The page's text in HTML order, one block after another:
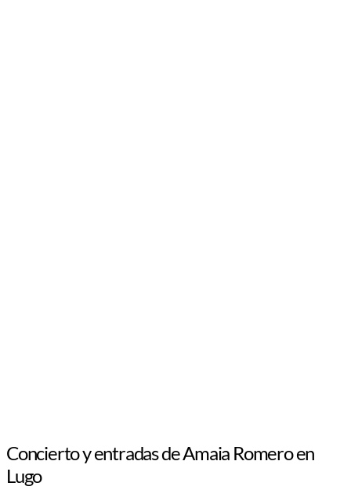
Concierto y entradas de Amaia Romero en
Lugo